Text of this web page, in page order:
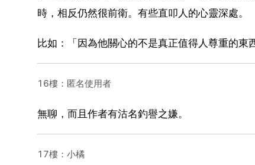
時，相反仍然很前衛。有些直叩人的心靈深處。
比如：「因為他關心的不是真正值得人尊重的東
16樓：匿名使用者
無聊，而且作者有沽名釣譽之嫌。
17樓：小橘